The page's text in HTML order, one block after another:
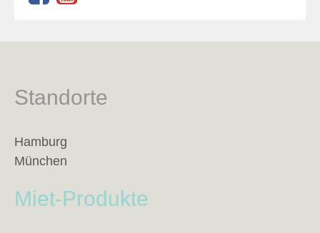
Standorte
Hamburg
München
Miet-Produkte